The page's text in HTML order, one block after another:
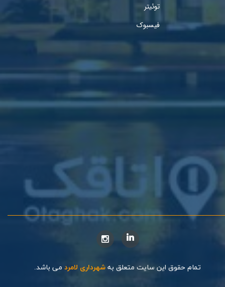
توئیتر
فیسبوک
تمام حقوق این سایت متعلق به شهرداری لامرد می باشد.